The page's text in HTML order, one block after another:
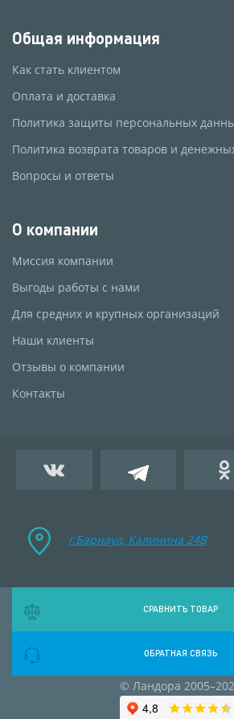
Общая информация
Как стать клиентом
Оплата и доставка
Политика защиты персональных
Политика возврата товаров и
Вопросы и ответы
О компании
Миссия компании
Выгоды работы с нами
Для средних и крупных организаций
Наши клиенты
Отзывы о компании
Контакты
г.Барнаул, Калинина 24B
© Ландора
СРАВНИТЬ ТОВАР
ОБРАТНАЯ СВЯЗЬ